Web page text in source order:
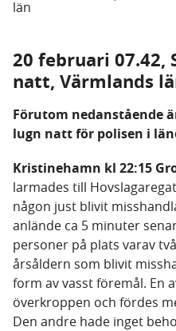
län
20 februari 07.42,
natt, Värmlands
Förutom nedanstående
lugn natt för polisen i
Kristinehamn kl 22:15
larmades till
någon just blivit
anlände ca 5 minuter
personer på plats varav
årsåldern som blivit
form av vasst föremål. En
överkroppen och fördes
Den andre hade inget